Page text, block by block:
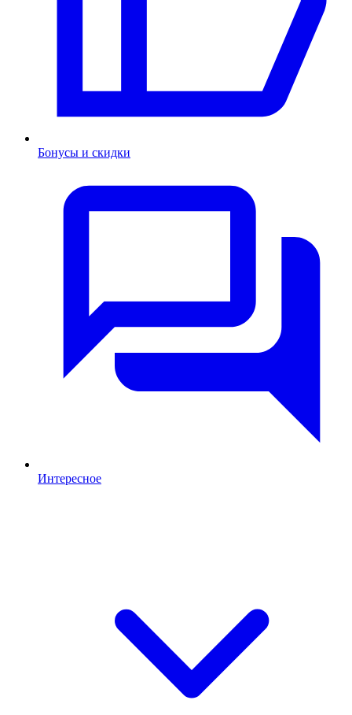
Бонусы и скидки
Интересное